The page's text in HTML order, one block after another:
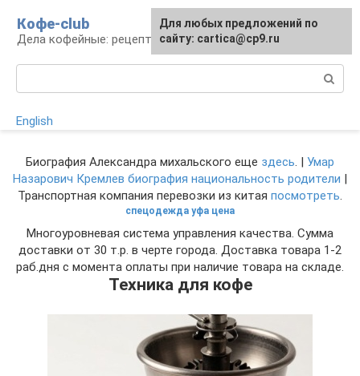
контенту
Кофе-club
Дела кофейные: рецепты и приготовление
English
Биография Александра михальского еще здесь. | Умар
Назарович Кремлев биография национальность родители |
Транспортная компания перевозки из китая посмотреть.
спецодежда уфа цена
Многоуровневая система управления качества. Сумма
доставки от 30 т.р. в черте города. Доставка товара 1-2
раб.дня с момента оплаты при наличие товара на складе.
Техника для кофе
Для любых предложений по
сайту: cartica@cp9.ru